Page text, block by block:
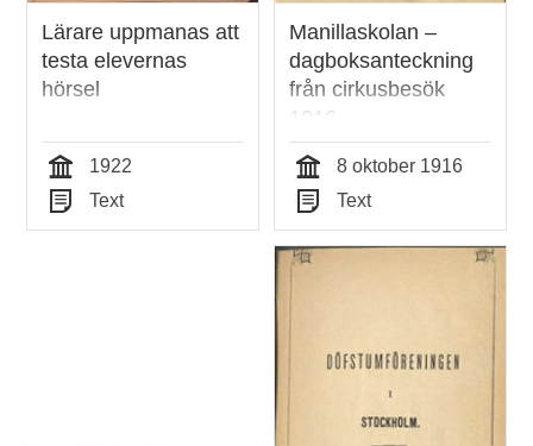
Lärare uppmanas att
testa elevernas
hörsel
Tid
1922
Typ
Text
Manillaskolan –
dagboksanteckning
från cirkusbesök
1916
Tid
8 oktober 1916
Typ
Text